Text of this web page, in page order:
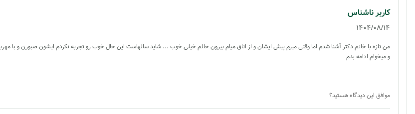
کاربر ناشناس
1404/08/14
من تازه با خانم دکتر آشنا شدم اما وقتی میرم پیش ایشان و از اتاق میام بیرون حالم خیلی خوب ... شاید سالهاست این حال خوب رو تجربه نکردم ایشون صبورن و با
و میخوام ادامه بدم
موافق این دیدگاه هستید؟